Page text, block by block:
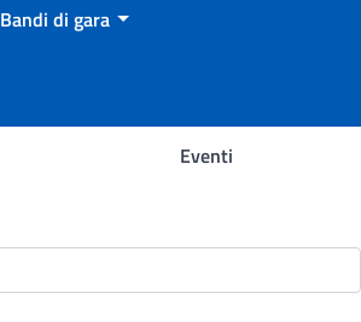
Bandi di gara
Eventi